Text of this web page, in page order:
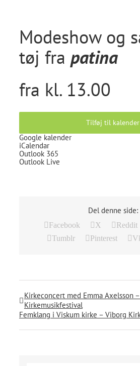
Modeshow og
tøj fra patina
fra kl. 13.00
Tilføj til kalender
Google kalender
iCalendar
Outlook 365
Outlook Live
Del denne side:
Facebook X Reddit
Tumblr
Pinterest
Kirkeconcert med Emma Axelsson
Kirkemusikfestival
Femklang i Viskum kirke – Viborg